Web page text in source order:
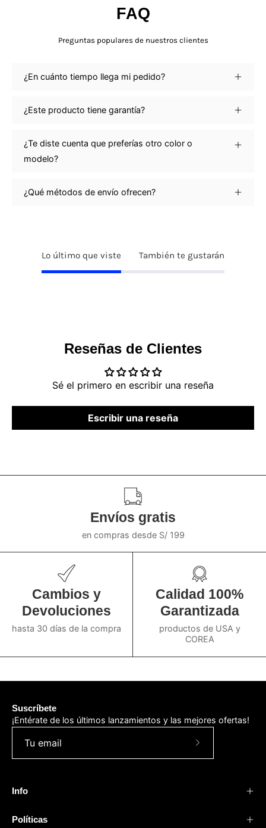
FAQ
Preguntas populares de nuestros clientes
¿En cuánto tiempo llega mi pedido?
¿Este producto tiene garantía?
¿Te diste cuenta que preferías otro color o
modelo?
¿Qué métodos de envío ofrecen?
Lo último que viste También te gustarán
Reseñas de Clientes
Sé el primero en escribir una reseña
Escribir una reseña
Envíos gratis
en compras desde S/ 199
Cambios y
Devoluciones
hasta 30 días de la compra
Calidad 100%
Garantizada
productos de USA y
COREA
Suscríbete
¡Entérate de los últimos lanzamientos y las mejores ofertas!
Info
Políticas